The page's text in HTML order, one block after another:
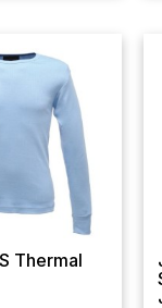
Thermal